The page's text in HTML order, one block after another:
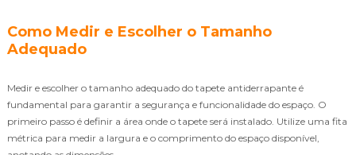
Como Medir e Escolher o Tamanho
Adequado
Medir e escolher o tamanho adequado do tapete antiderrapante é
fundamental para garantir a segurança e funcionalidade do espaço. O
primeiro passo é definir a área onde o tapete será instalado. Utilize uma fita
métrica para medir a largura e o comprimento do espaço disponível,